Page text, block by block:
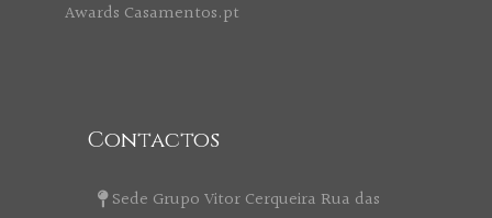
Contactos
Sede Grupo Vitor Cerqueira Rua das